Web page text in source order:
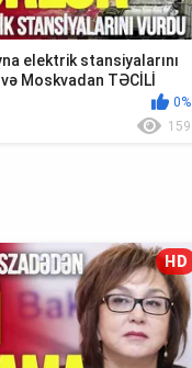
elektrik stansiyalarını
Moskvadan TƏCİLİ
0%
159
HD